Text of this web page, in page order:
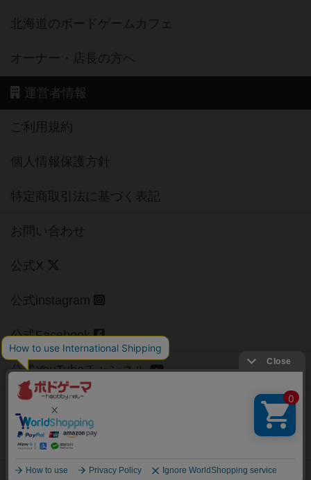
北海道のボードゲームカフェ
オーナー・店長の方へ
運営者情報
ご利用規約
個人情報保護方針
特定商取引法に基づく表記
お問い合わせ
公式X
公式instagram
公式Facebook
公式YouTubeチャンネル